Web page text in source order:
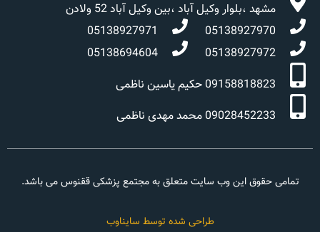
مشهد ،بلوار وکیل آباد ،بین وکیل آباد 52 ولادن
05138927970
05138927971
05138927972
05138694604
09158818823 حکیم یاسین ناظمی
09028452233 محمد مهدی ناظمی
تمامی حقوق این وب سایت متعلق به مجتمع پزشکی ققنوس می باشد.
طراحی شده توسط سایناوب